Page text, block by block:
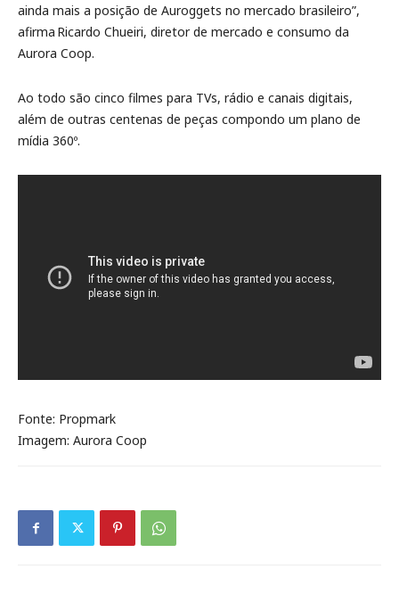
ainda mais a posição de Auroggets no mercado brasileiro”,
afirma Ricardo Chueiri, diretor de mercado e consumo da
Aurora Coop.
Ao todo são cinco filmes para TVs, rádio e canais digitais,
além de outras centenas de peças compondo um plano de
mídia 360º.
Fonte: Propmark
Imagem: Aurora Coop